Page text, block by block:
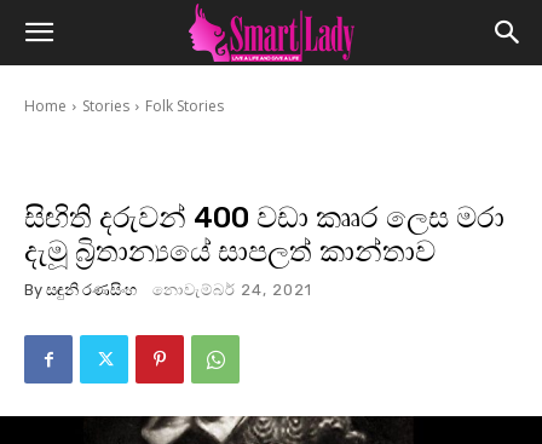
Home Stories Folk Stories
සිඟිති දරුවන් 400 වඩා කෲර ලෙස මරා
දැමූ බ්‍රිතාන්‍යයේ සාපලත් කාන්තාව
By සඳුනි රණසිංහ නොවැම්බර් 24, 2021